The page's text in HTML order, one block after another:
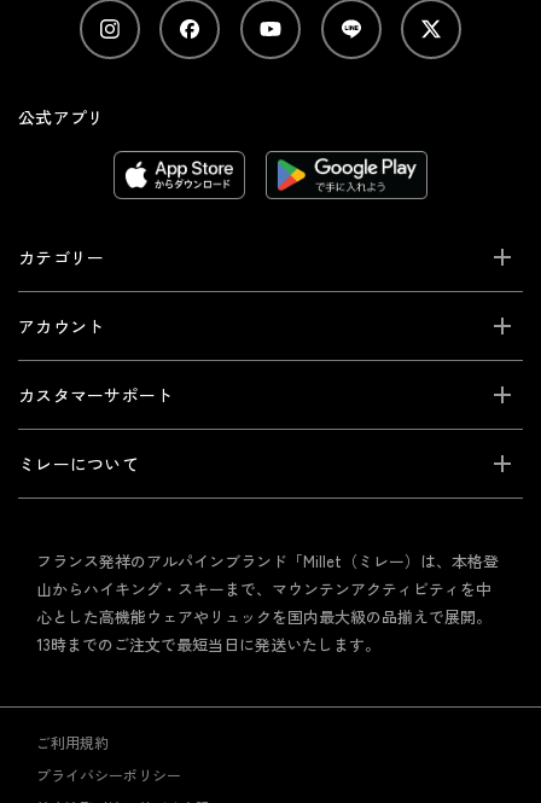
公式アプリ
カテゴリー
アカウント
カスタマーサポート
ミレーについて
フランス発祥のアルパインブランド「Millet（ミレー）は、本格登
山からハイキング・スキーまで、マウンテンアクティビティを中
心とした高機能ウェアやリュックを国内最大級の品揃えで展開。
13時までのご注文で最短当日に発送いたします。
ご利用規約
プライバシーポリシー